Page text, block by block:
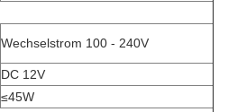
Wechselstrom 100 - 240V
DC 12V
≤45W